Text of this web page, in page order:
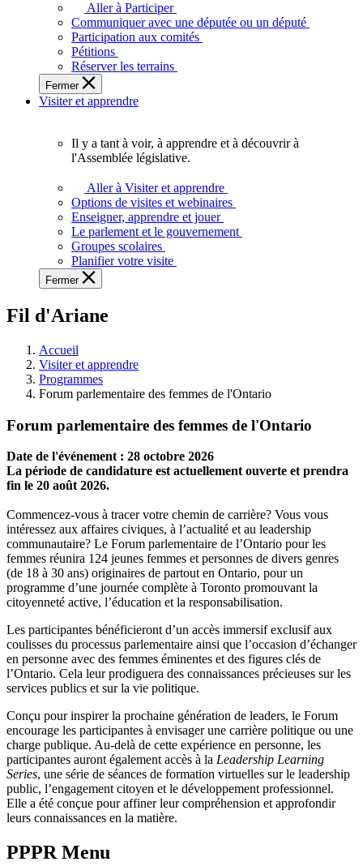
plein
potentiel,
l'Assemblée
a
besoin
de
Aller à Participer
Communiquer avec une députée ou un député
Participation aux comités
Pétitions
Réserver les terrains
Fermer
Visiter et apprendre
voir,
apprendre
et
à
à
législative.
Il y a tant à voir, à apprendre et à découvrir à
l'Assemblée législative.
Aller à Visiter et apprendre
Options de visites et webinaires
Enseigner, apprendre et jouer
Le parlement et le gouvernement
Groupes scolaires
Planifier votre visite
Fermer
Fil d'Ariane
Accueil
Visiter et apprendre
Programmes
Forum parlementaire des femmes de l'Ontario
Forum parlementaire des femmes de l'Ontario
Date de l'événement : 28 octobre 2026
La période de candidature est actuellement ouverte et prendra
fin le 20 août 2026.
Commencez-vous à tracer votre chemin de carrière? Vous vous
intéressez aux affaires civiques, à l’actualité et au leadership
communautaire? Le Forum parlementaire de l’Ontario pour les
femmes réunira 124 jeunes femmes et personnes de divers genres
(de 18 à 30 ans) originaires de partout en Ontario, pour un
programme d’une journée complète à Toronto promouvant la
citoyenneté active, l’éducation et la responsabilisation.
Les participantes bénéficieront d’un accès immersif exclusif aux
coulisses du processus parlementaire ainsi que l’occasion d’échanger
en personne avec des femmes éminentes et des figures clés de
l’Ontario. Cela leur prodiguera des connaissances précieuses sur les
services publics et sur la vie politique.
Conçu pour inspirer la prochaine génération de leaders, le Forum
encourage les participantes à envisager une carrière politique ou une
charge publique. Au-delà de cette expérience en personne, les
participantes auront également accès à la Leadership Learning
Series, une série de séances de formation virtuelles sur le leadership
public, l’engagement citoyen et le développement professionnel.
Elle a été conçue pour affiner leur compréhension et approfondir
leurs connaissances en la matière.
PPPR Menu